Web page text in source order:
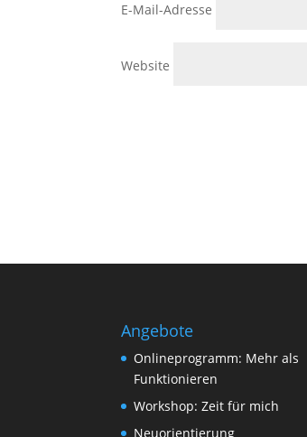
E-Mail-Adresse
Website
Angebote
Onlineprogramm: Mehr als
Funktionieren
Workshop: Zeit für mich
Neuorientierung